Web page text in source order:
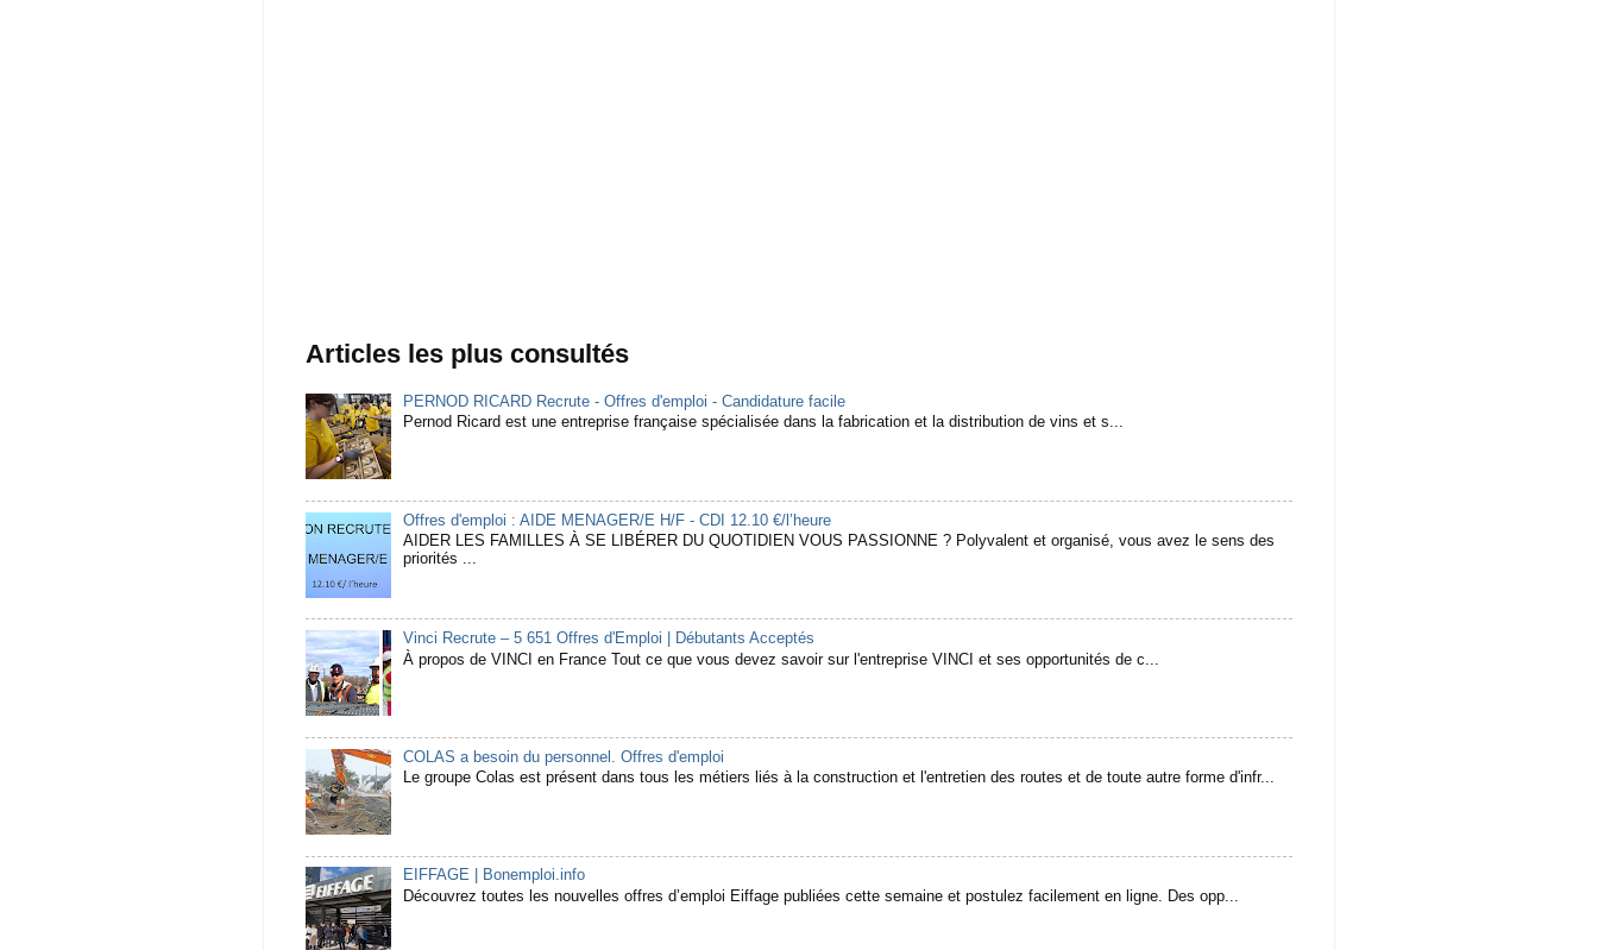
Articles les plus consultés
PERNOD RICARD Recrute - Offres d'emploi - Candidature facile
Pernod Ricard est une entreprise française spécialisée dans la fabrication et la distribution de vins et s...
Offres d'emploi : AIDE MENAGER/E H/F - CDI 12.10 €/l’heure
AIDER LES FAMILLES À SE LIBÉRER DU QUOTIDIEN VOUS PASSIONNE ? Polyvalent et organisé, vous avez le sens des
priorités ...
Vinci Recrute – 5 651 Offres d'Emploi | Débutants Acceptés
À propos de VINCI en France Tout ce que vous devez savoir sur l'entreprise VINCI et ses opportunités de c...
COLAS a besoin du personnel. Offres d'emploi
Le groupe Colas est présent dans tous les métiers liés à la construction et l'entretien des routes et de toute autre forme d'infr...
EIFFAGE | Bonemploi.info
Découvrez toutes les nouvelles offres d’emploi Eiffage publiées cette semaine et postulez facilement en ligne. Des opp...